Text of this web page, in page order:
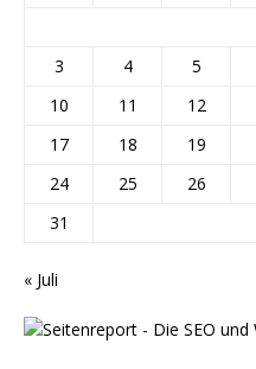
3
4 5
10
11 12
17
18 19
24
25 26
31
« Juli